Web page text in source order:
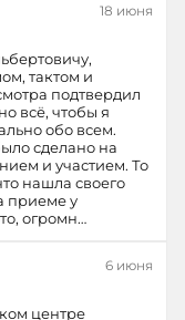
18 июня
тактом и
подтвердил
всё, чтобы я
обо всем.
сделано на
и участием. То
нашла своего
приеме у
огромн…
6 июня
центре